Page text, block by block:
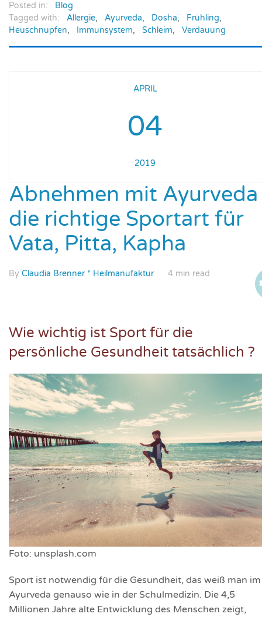
Posted in:
Blog
Tagged with:
Allergie, Ayurveda, Dosha, Frühling,
Heuschnupfen, Immunsystem, Schleim, Verdauung
APRIL
04
2019
Abnehmen mit
die richtige Sportart für
Vata, Pitta, Kapha
By Claudia Brenner * Heilmanufaktur 4 min read
Wie wichtig ist Sport für die
persönliche Gesundheit tatsächlich ?
Foto: unsplash.com
Sport ist notwendig für die Gesundheit, das weiß man im
Ayurveda genauso wie in der Schulmedizin. Die 4,5
Millionen Jahre alte Entwicklung des Menschen zeigt,